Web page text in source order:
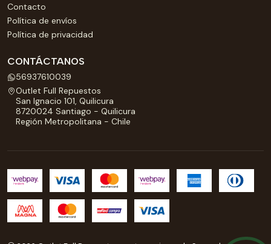
Contacto
Política de envíos
Política de privacidad
CONTÁCTANOS
56937610039
Outlet Full Repuestos
San Ignacio 101, Quilicura
8720024 Santiago - Quilicura
Región Metropolitana - Chile